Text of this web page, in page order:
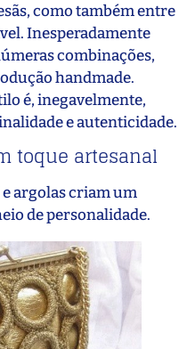
como também entre
Inesperadamente
combinações,
handmade.
é, inegavelmente,
e autenticidade.
toque artesanal
argolas criam um
de personalidade.